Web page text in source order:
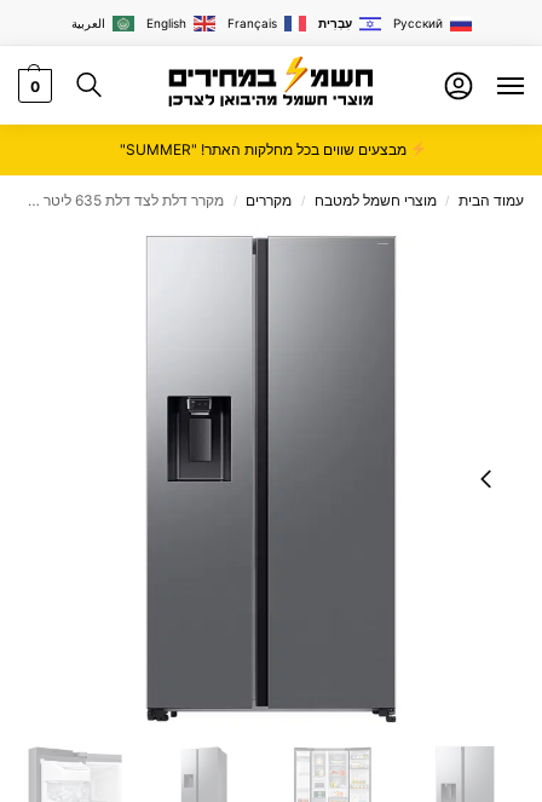
العربية English Français עִבְרִית Русский
0
מבצעים שווים בכל מחלקות האתר! "SUMMER"
עמוד הבית / מוצרי חשמל למטבח / מקררים / מקרר דלת לצד דלת ‏635 ליטר ⁦SAMSUNG RS70F64KET⁩